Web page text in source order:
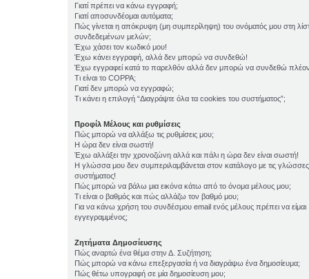
Γιατί πρέπει να κάνω εγγραφή;
Γιατί αποσυνδέομαι αυτόματα;
Πώς γίνεται η απόκρυψη (μη συμπερίληψη) του ονόματός μου στη
συνδεδεμένων μελών;
Έχω χάσει τον κωδικό μου!
Έχω κάνει εγγραφή, αλλά δεν μπορώ να συνδεθώ!
Έχω εγγραφεί κατά το παρελθόν αλλά δεν μπορώ να συνδεθώ
Τι είναι το COPPA;
Γιατί δεν μπορώ να εγγραφώ;
Τι κάνει η επιλογή “Διαγράψτε όλα τα cookies του συστήματος”;
Προφίλ Μέλους και ρυθμίσεις
Πώς μπορώ να αλλάξω τις ρυθμίσεις μου;
Η ώρα δεν είναι σωστή!
Έχω αλλάξει την χρονοζώνη αλλά και πάλι η ώρα δεν είναι σωστή!
Η γλώσσα μου δεν συμπεριλαμβάνεται στον κατάλογο με τις
συστήματος!
Πώς μπορώ να βάλω μια εικόνα κάτω από το όνομα μέλους μου;
Τι είναι ο βαθμός και πώς αλλάζω τον βαθμό μου;
Για να κάνω χρήση του συνδέσμου email ενός μέλους πρέπει να είμαι
εγγεγραμμένος;
Ζητήματα Δημοσίευσης
Πώς αναρτώ ένα θέμα στην Δ. Συζήτηση;
Πώς μπορώ να κάνω επεξεργασία ή να διαγράψω ένα δημοσίευμα;
Πώς θέτω υπογραφή σε μία δημοσίευση μου;